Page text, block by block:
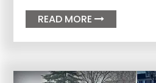
READ MORE